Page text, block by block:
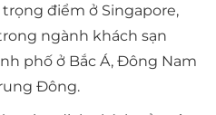
điểm ở Singapore,
ngành khách sạn
phố ở Bắc Á, Đông Nam
Đông.